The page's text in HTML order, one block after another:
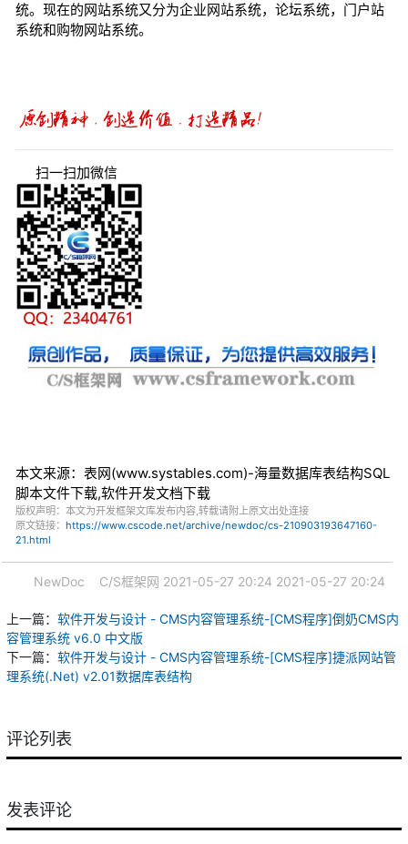
统。现在的网站系统又分为企业网站系统，论坛系统，门户站
系统和购物网站系统。
扫一扫加微信
本文来源：表网(www.systables.com)-海量数据库表结构SQL
脚本文件下载,软件开发文档下载
版权声明：本文为开发框架文库发布内容,转载请附上原文出处连接
原文链接： https://www.cscode.net/archive/newdoc/cs-210903193647160-
21.html
NewDoc C/S框架网 2021-05-27 20:24 2021-05-27 20:24
上一篇： 软件开发与设计 - CMS内容管理系统-[CMS程序]倒奶CMS内
容管理系统 v6.0 中文版
下一篇： 软件开发与设计 - CMS内容管理系统-[CMS程序]捷派网站管
理系统(.Net) v2.01数据库表结构
评论列表
发表评论